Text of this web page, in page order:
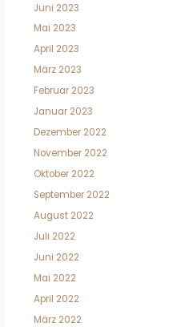
Juni 2023
Mai 2023
April 2023
März 2023
Februar 2023
Januar 2023
Dezember 2022
November 2022
Oktober 2022
September 2022
August 2022
Juli 2022
Juni 2022
Mai 2022
April 2022
März 2022